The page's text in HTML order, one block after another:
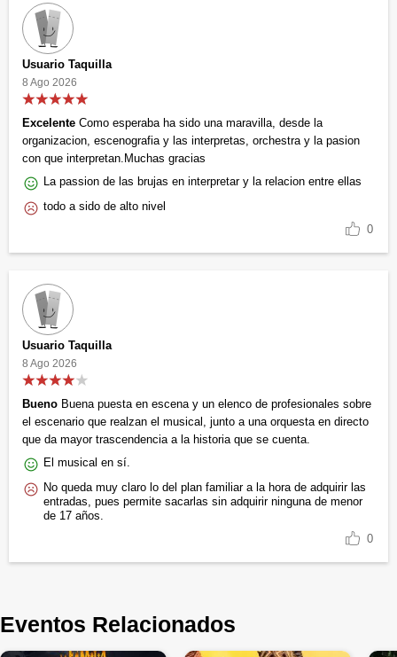
Usuario Taquilla
8 Ago 2026
Excelente Como esperaba ha sido una maravilla, desde la
organizacion, escenografia y las interpretas, orchestra y la pasion
con que interpretan.Muchas gracias
La passion de las brujas en interpretar y la relacion entre ellas
todo a sido de alto nivel
0
Usuario Taquilla
8 Ago 2026
Bueno Buena puesta en escena y un elenco de profesionales sobre
el escenario que realzan el musical, junto a una orquesta en directo
que da mayor trascendencia a la historia que se cuenta.
El musical en sí.
No queda muy claro lo del plan familiar a la hora de adquirir las
entradas, pues permite sacarlas sin adquirir ninguna de menor
de 17 años.
0
Eventos Relacionados